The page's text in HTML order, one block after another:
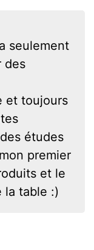
seulement
des
et toujours
études
premier
et le
la table :)